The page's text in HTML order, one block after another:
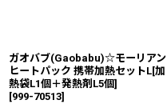
ガオバブ(Gaobabu)☆モーリアン
ヒートパック 携帯加熱セットL[加
熱袋L1個＋発熱剤L5個]
[999-70513]